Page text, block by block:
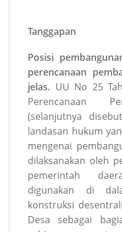
Tanggapan
Posisi
perencanaan
jelas. UU No 25
Perencanaan
(selanjutnya
landasan hukum
mengenai
dilaksanakan oleh
pemerintah
digunakan di
konstruksi
Desa sebagai